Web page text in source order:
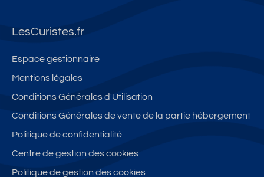
LesCuristes.fr
Espace gestionnaire
Mentions légales
Conditions Générales d'Utilisation
Conditions Générales de vente de la partie hébergement
Politique de confidentialité
Centre de gestion des cookies
Politique de gestion des cookies